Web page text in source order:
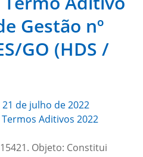
Gestão nº
GO (HDS /
21 de julho de 2022
Aditivos 2022
Objeto: Constitui